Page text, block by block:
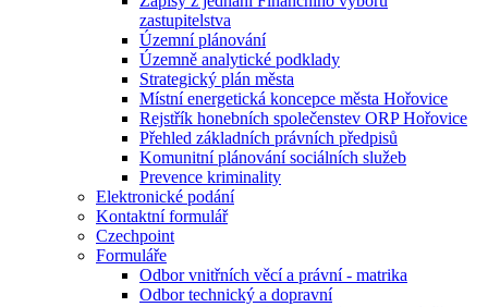
zastupitelstva
Územní plánování
Územně analytické podklady
Strategický plán města
Místní energetická koncepce města Hořovice
Rejstřík honebních společenstev ORP Hořovice
Přehled základních právních předpisů
Komunitní plánování sociálních služeb
Prevence kriminality
Elektronické podání
Kontaktní formulář
Czechpoint
Formuláře
Odbor vnitřních věcí a právní - matrika
Odbor technický a dopravní